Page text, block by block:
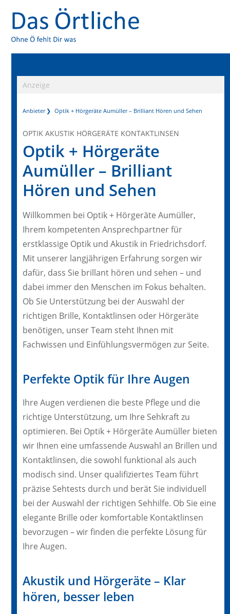
Anzeige
Anbieter Optik + Hörgeräte Aumüller – Brilliant Hören und Sehen
OPTIK AKUSTIK HÖRGERÄTE KONTAKTLINSEN
Optik + Hörgeräte
Aumüller – Brilliant
Hören und Sehen
Willkommen bei Optik + Hörgeräte Aumüller,
Ihrem kompetenten Ansprechpartner für
erstklassige Optik und Akustik in Friedrichsdorf.
Mit unserer langjährigen Erfahrung sorgen wir
dafür, dass Sie brillant hören und sehen – und
dabei immer den Menschen im Fokus behalten.
Ob Sie Unterstützung bei der Auswahl der
richtigen Brille, Kontaktlinsen oder Hörgeräte
benötigen, unser Team steht Ihnen mit
Fachwissen und Einfühlungsvermögen zur Seite.
Perfekte Optik für Ihre Augen
Ihre Augen verdienen die beste Pflege und die
richtige Unterstützung, um Ihre Sehkraft zu
optimieren. Bei Optik + Hörgeräte Aumüller bieten
wir Ihnen eine umfassende Auswahl an Brillen und
Kontaktlinsen, die sowohl funktional als auch
modisch sind. Unser qualifiziertes Team führt
präzise Sehtests durch und berät Sie individuell
bei der Auswahl der richtigen Sehhilfe. Ob Sie eine
elegante Brille oder komfortable Kontaktlinsen
bevorzugen – wir finden die perfekte Lösung für
Ihre Augen.
Akustik und Hörgeräte – Klar
hören, besser leben